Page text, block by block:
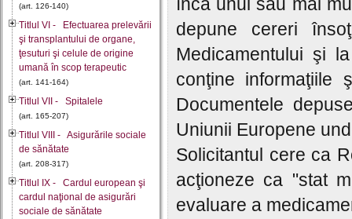
(art. 126-140)
Titlul VI - Efectuarea prelevării
şi transplantului de organe,
ţesuturi şi celule de origine
umană în scop terapeutic
(art. 141-164)
Titlul VII - Spitalele
(art. 165-207)
Titlul VIII - Asigurările sociale
de sănătate
(art. 208-317)
Titlul IX - Cardul european şi
cardul naţional de asigurări
sociale de sănătate
depune cereri
Medicamentului şi
conţine informaţiile
Documentele
Uniunii Europene
Solicitantul cere ca
acţioneze ca "stat
evaluare a